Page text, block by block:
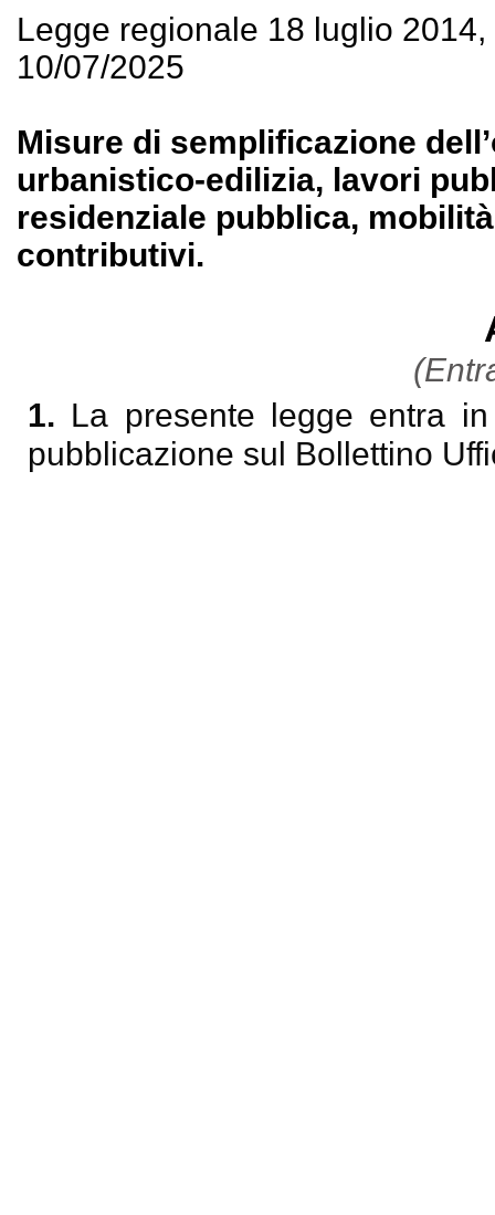
Legge regionale 18 luglio
10/07/2025
Misure di semplificazione
urbanistico-edilizia, lavori
residenziale pubblica,
contributivi.
1. La presente legge entra
pubblicazione sul Bollettino